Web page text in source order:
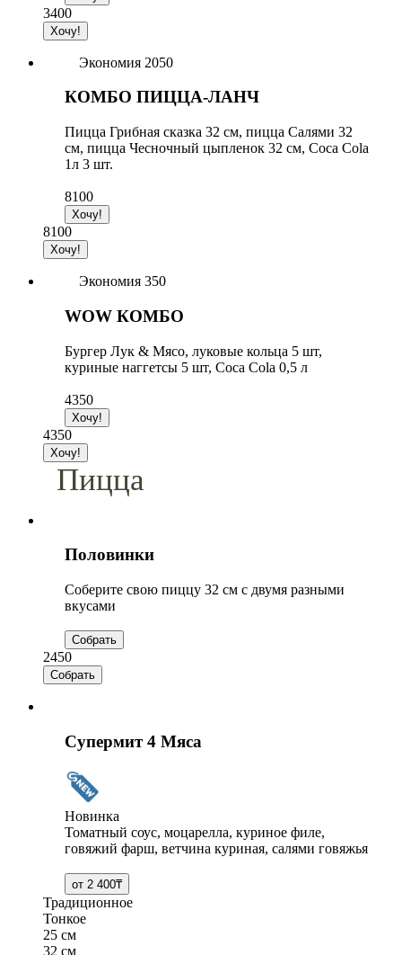
3400
Экономия 2050
КОМБО ПИЦЦА-ЛАНЧ
Пицца Грибная сказка 32 см, пицца Салями 32
см, пицца Чесночный цыпленок 32 см, Coca Cola
1л 3 шт.
8100
8100
Экономия 350
WOW КОМБО
Бургер Лук & Мясо, луковые кольца 5 шт,
куриные наггетсы 5 шт, Coca Cola 0,5 л
4350
4350
Пицца
Половинки
Соберите свою пиццу 32 см с двумя разными
вкусами
2450
Супермит 4 Мяса
Новинка
Томатный соус, моцарелла, куриное филе,
говяжий фарш, ветчина куриная, салями говяжья
Традиционное
Тонкое
25 см
32 см